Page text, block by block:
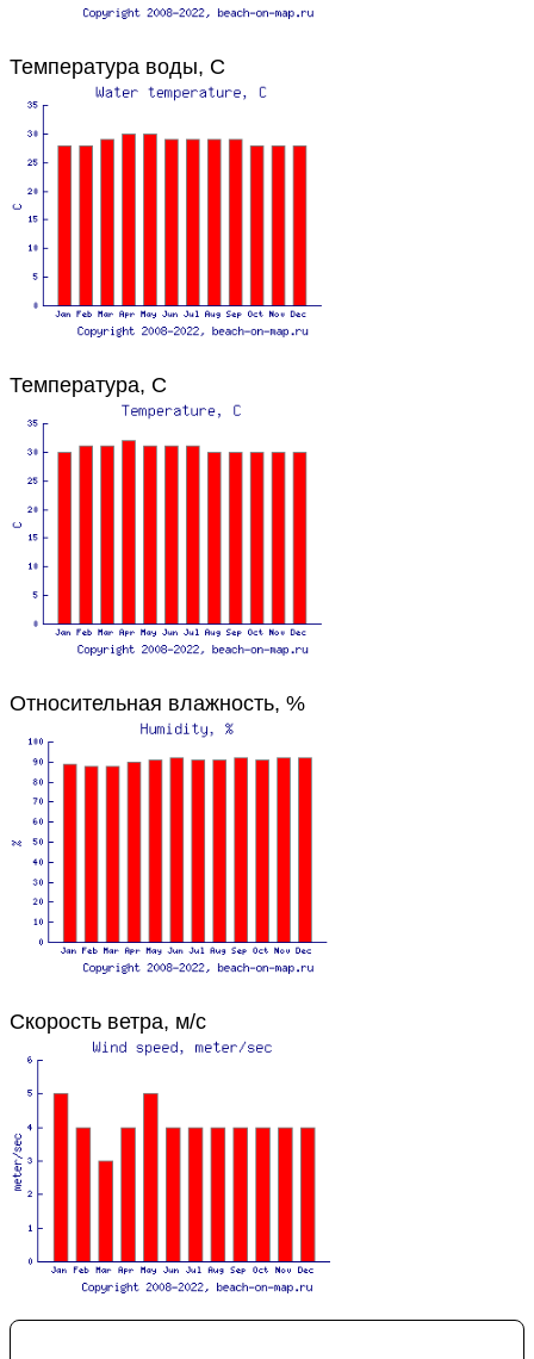
Температура воды, C
Температура, C
Относительная влажность, %
Скорость ветра, м/с